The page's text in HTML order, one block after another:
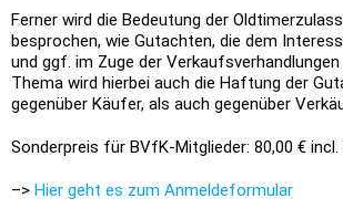
Ferner wird die Bedeutung der
besprochen, wie Gutachten, die dem
und ggf. im Zuge der
Thema wird hierbei auch die Haftung der
gegenüber Käufer, als auch gegenüber
Sonderpreis für BVfK-Mitglieder: 80,00 € incl.
–> Hier geht es zum Anmeldeformular